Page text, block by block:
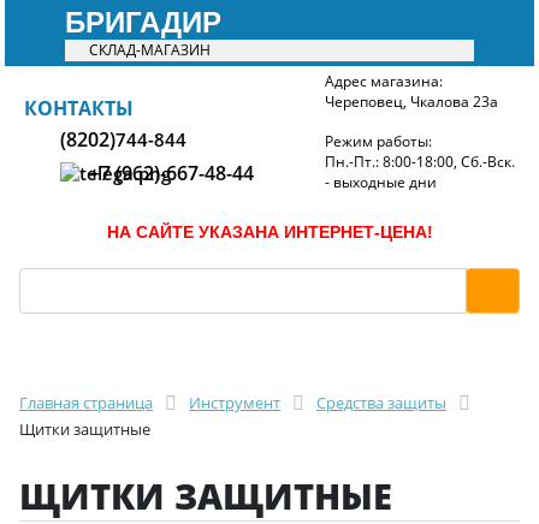
БРИГАДИР
СКЛАД-МАГАЗИН
БРИГАДИР
КОНТАКТЫ
(8202)744-844
+7 (962)-667-48-44
Адрес магазина:
Череповец, Чкалова 23а
Режим работы:
Пн.-Пт.: 8:00-18:00, Сб.-Вск.
- выходные дни
НА САЙТЕ УКАЗАНА ИНТЕРНЕТ-ЦЕНА!
Главная страница Инструмент
Средства защиты
Щитки защитные
ЩИТКИ ЗАЩИТНЫЕ